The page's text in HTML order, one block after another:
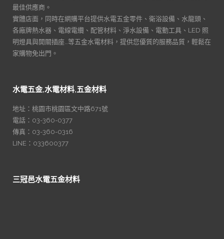
最佳供應商。
實體店面，同時在網購平台提供水電五金零件、衛浴設備、水龍頭、
各廠牌熱水器、電線電纜、配管材料、淨水設備、電動工具、LED 照
明燈具與開關插座…等五金水電材料，提供您優質的服務品質，輕鬆在
家購物免出門。
水電五金,水電材料,五金材料
地址：桃園市桃園區文中路671號
電話：03-360-0377
傳真：03-360-0316
LINE：033600377
三冠邑水電五金材料